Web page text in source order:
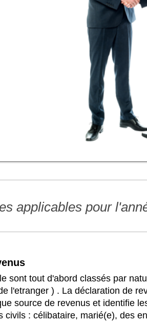
applicables pour
sont tout d'abord classés par
l'etranger ) . La déclaration de
source de revenus et identifie
civils : célibataire, marié(e), des